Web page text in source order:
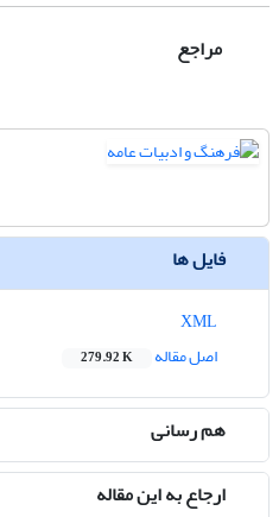
مراجع
فایل ها
اصل مقاله
279.92 K
هم رسانی
ارجاع به این مقاله